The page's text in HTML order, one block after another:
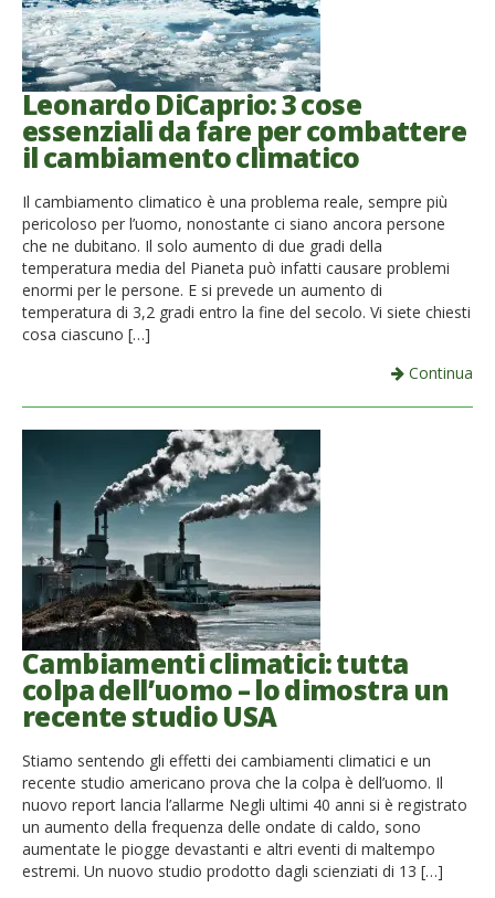
Leonardo DiCaprio: 3 cose
essenziali da fare per combattere
il cambiamento climatico
Il cambiamento climatico è una problema reale, sempre più
pericoloso per l’uomo, nonostante ci siano ancora persone
che ne dubitano. Il solo aumento di due gradi della
temperatura media del Pianeta può infatti causare problemi
enormi per le persone. E si prevede un aumento di
temperatura di 3,2 gradi entro la fine del secolo. Vi siete chiesti
cosa ciascuno […]
Continua
Cambiamenti climatici: tutta
colpa dell’uomo – lo dimostra un
recente studio USA
Stiamo sentendo gli effetti dei cambiamenti climatici e un
recente studio americano prova che la colpa è dell’uomo. Il
nuovo report lancia l’allarme Negli ultimi 40 anni si è registrato
un aumento della frequenza delle ondate di caldo, sono
aumentate le piogge devastanti e altri eventi di maltempo
estremi. Un nuovo studio prodotto dagli scienziati di 13 […]